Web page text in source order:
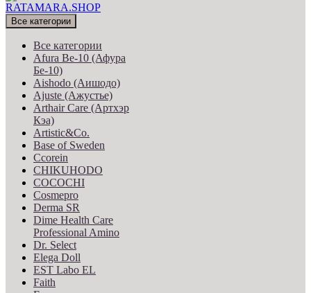
Все категории
Все категории
Afura Be-10 (Афура
Бе-10)
Aishodo (Аишодо)
Ajuste (Ажустье)
Arthair Care (Артхэр
Кэа)
Artistic&Co.
Base of Sweden
Ccorein
CHIKUHODO
COCOCHI
Cosmepro
Derma SR
Dime Health Care
Professional Amino
Dr. Select
Elega Doll
EST Labo EL
Faith